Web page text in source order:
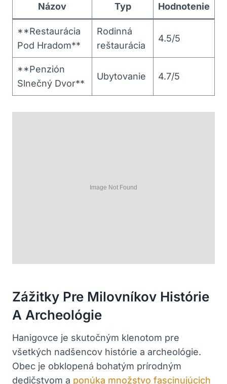
Názov Typ Hodnotenie
**Restaurácia
Pod Hradom**
Rodinná
reštaurácia
4.5/5
**Penzión
Slnečný Dvor**
Ubytovanie 4.7/5
Zážitky Pre Milovníkov Histórie
A Archeológie
Hanigovce je skutočným klenotom pre
všetkých nadšencov histórie a archeológie.
Obec je obklopená bohatým prírodným
dedičstvom a ponúka množstvo fascinujúcich